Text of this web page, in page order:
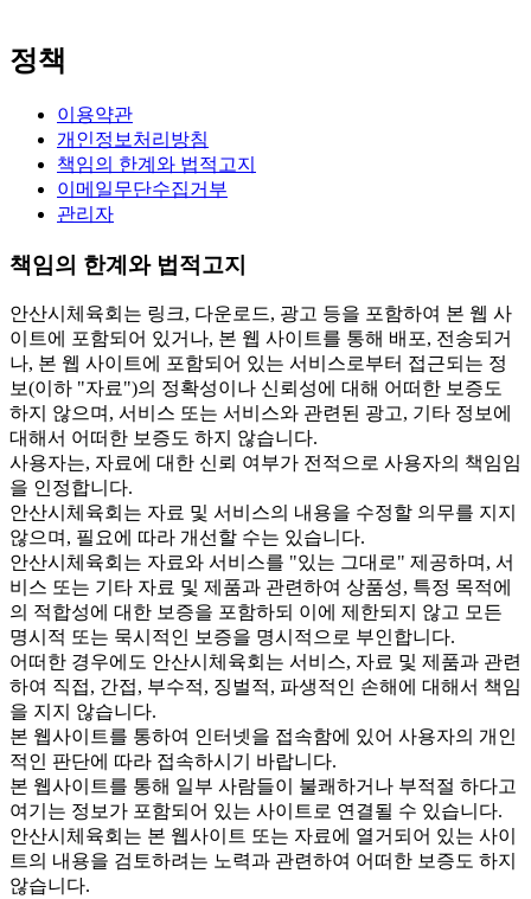
정책
이용약관
개인정보처리방침
책임의 한계와 법적고지
이메일무단수집거부
관리자
책임의 한계와 법적고지
안산시체육회는 링크, 다운로드, 광고 등을 포함하여 본 웹 사
이트에 포함되어 있거나, 본 웹 사이트를 통해 배포, 전송되거
나, 본 웹 사이트에 포함되어 있는 서비스로부터 접근되는 정
보(이하 "자료")의 정확성이나 신뢰성에 대해 어떠한 보증도
하지 않으며, 서비스 또는 서비스와 관련된 광고, 기타 정보에
대해서 어떠한 보증도 하지 않습니다.
사용자는, 자료에 대한 신뢰 여부가 전적으로 사용자의 책임임
을 인정합니다.
안산시체육회는 자료 및 서비스의 내용을 수정할 의무를 지지
않으며, 필요에 따라 개선할 수는 있습니다.
안산시체육회는 자료와 서비스를 "있는 그대로" 제공하며, 서
비스 또는 기타 자료 및 제품과 관련하여 상품성, 특정 목적에
의 적합성에 대한 보증을 포함하되 이에 제한되지 않고 모든
명시적 또는 묵시적인 보증을 명시적으로 부인합니다.
어떠한 경우에도 안산시체육회는 서비스, 자료 및 제품과 관련
하여 직접, 간접, 부수적, 징벌적, 파생적인 손해에 대해서 책임
을 지지 않습니다.
본 웹사이트를 통하여 인터넷을 접속함에 있어 사용자의 개인
적인 판단에 따라 접속하시기 바랍니다.
본 웹사이트를 통해 일부 사람들이 불쾌하거나 부적절 하다고
여기는 정보가 포함되어 있는 사이트로 연결될 수 있습니다.
안산시체육회는 본 웹사이트 또는 자료에 열거되어 있는 사이
트의 내용을 검토하려는 노력과 관련하여 어떠한 보증도 하지
않습니다.